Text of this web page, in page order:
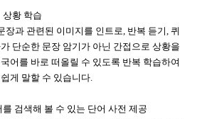
황 학습
장과 관련된 이미지를 인트로, 반복 듣기, 퀴
단순한 문장 암기가 아닌 간접으로 상황을
어를 바로 떠올릴 수 있도록 반복 학습하여
게 말할 수 있습니다.
검색해 볼 수 있는 단어 사전 제공